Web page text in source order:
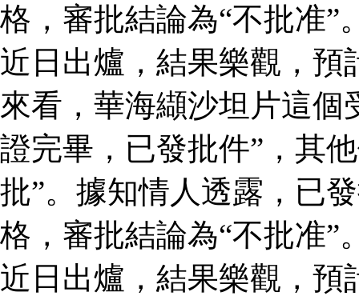
格，審批結論為“不批准”
近日出爐，結果樂觀，預
來看，華海纈沙坦片這個
證完畢，已發批件”，其
批”。據知情人透露，已
格，審批結論為“不批准”
近日出爐，結果樂觀，預